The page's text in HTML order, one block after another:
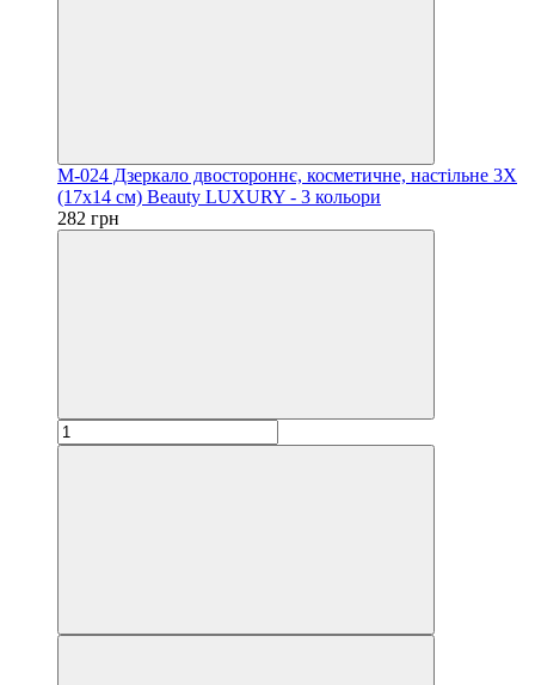
M-024 Дзеркало двостороннє, косметичне, настільне 3Х
(17x14 см) Beauty LUXURY - 3 кольори
282 грн